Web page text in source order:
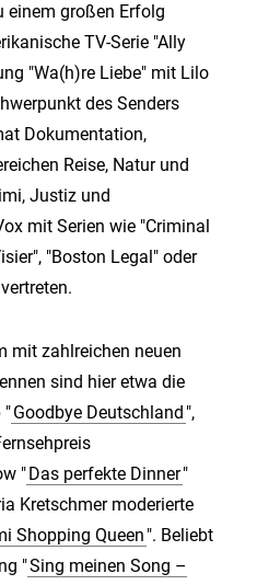
einem großen Erfolg
TV-Serie "Ally
"Wa(h)re Liebe" mit Lilo
des Senders
Dokumentation,
Reise, Natur und
Justiz und
mit Serien wie "Criminal
"Boston Legal" oder
mit zahlreichen neuen
sind hier etwa die
"Goodbye Deutschland ",
"Das perfekte Dinner"
Kretschmer moderierte
Shopping Queen ". Beliebt
"Sing meinen Song –